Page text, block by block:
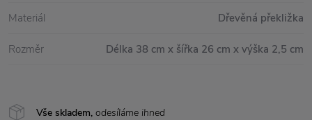
Vše skladem, odesíláme ihned
Materiál Dřevěná překližka
Rozměr Délka 38 cm x šířka 26 cm x výška 2,5 cm